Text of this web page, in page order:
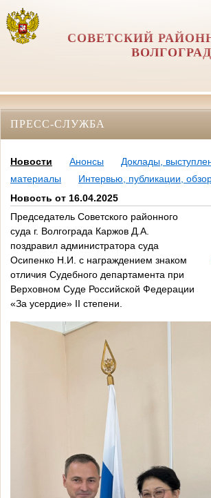
СОВЕТСКИЙ
ПРЕСС-СЛУЖБА
Новости Анонсы
Доклады,
материалы
Интервью, публикации,
Новость от 16.04.2025
Председатель Советского районного
суда г. Волгограда Каржов Д.А.
поздравил администратора суда
Осипенко Н.И. с награждением знаком
отличия Судебного департамента при
Верховном Суде Российской Федерации
«За усердие» II степени.